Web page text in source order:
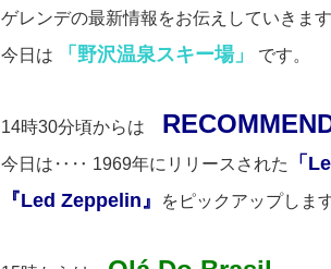
ゲレンデの最新情報をお伝えしていきます
今日は
「野沢温泉スキー場」 です。
14時30分頃からは
今日は‥‥ 1969年にリリースされた 「
『Led Zeppelin』 をピックアップします